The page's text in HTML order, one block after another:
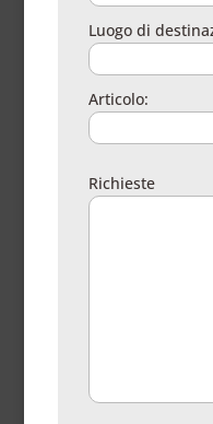
Luogo di
Articolo:
Richieste